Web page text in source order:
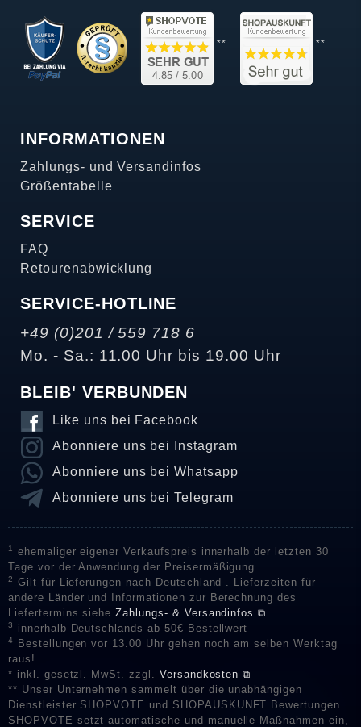
** **
INFORMATIONEN
Zahlungs- und Versandinfos
Größentabelle
SERVICE
FAQ
Retourenabwicklung
SERVICE-HOTLINE
+49 (0)201 / 559 718 6
Mo. - Sa.: 11.00 Uhr bis 19.00 Uhr
BLEIB' VERBUNDEN
Like uns bei Facebook
Abonniere uns bei Instagram
Abonniere uns bei Whatsapp
Abonniere uns bei Telegram
1
ehemaliger eigener Verkaufspreis innerhalb der letzten 30
Tage vor der Anwendung der Preisermäßigung
2
Gilt für Lieferungen nach Deutschland . Lieferzeiten für
andere Länder und Informationen zur Berechnung des
Liefertermins sieheZahlungs- & Versandinfos ⧉
3 innerhalb Deutschlands ab 50€ Bestellwert
4
Bestellungen vor 13.00 Uhr gehen noch am selben Werktag
raus!
* inkl. gesetzl. MwSt. zzgl. Versandkosten ⧉
** Unser Unternehmen sammelt über die unabhängigen
Dienstleister SHOPVOTE und SHOPAUSKUNFT Bewertungen.
SHOPVOTE setzt automatische und manuelle Maßnahmen ein,